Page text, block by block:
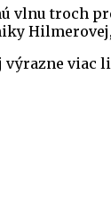
vlnu troch
viac